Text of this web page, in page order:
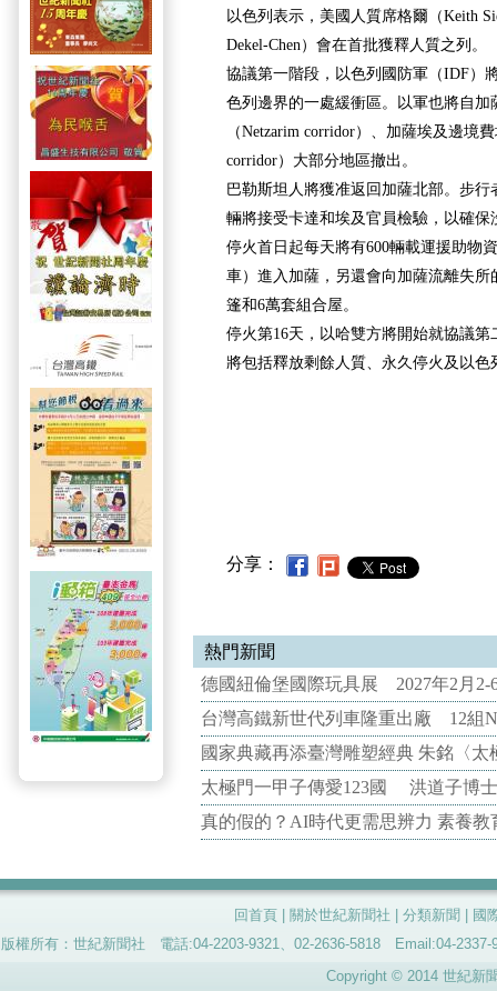
以色列表示，美國人質席格爾（Keith
Dekel-Chen）會在首批獲釋人質之列。
協議第一階段，以色列國防軍（IDF）
色列邊界的一處緩衝區。以軍也將自加
（Netzarim corridor）、加薩埃及邊境
corridor）大部分地區撤出。
巴勒斯坦人將獲准返回加薩北部。步
輛將接受卡達和埃及官員檢驗，以確保
停火首日起每天將有600輛載運援助物
車）進入加薩，另還會向加薩流離失所
篷和6萬套組合屋。
停火第16天，以哈雙方將開始就協議
將包括釋放剩餘人質、永久停火及以色
分享：
熱門新聞
德國紐倫堡國際玩具展 2027年2月2-
台灣高鐵新世代列車隆重出廠 12組
國家典藏再添臺灣雕塑經典 朱銘〈
太極門一甲子傳愛123國 洪道子博
真的假的？AI時代更需思辨力 素養
回首頁 關於世紀新聞社 分類新聞
國
版權所有：世紀新聞社 電話:04-2203-9321、02-2636-5818 Email:04-
Copyright © 2014 世紀新